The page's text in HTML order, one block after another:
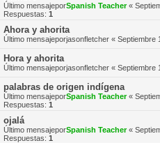
Último mensajeporSpanish Teacher«
Respuestas: 1
Ahora y ahorita
Último mensajeporjasonfletcher « Septiembre
Hora y ahorita
Último mensajeporjasonfletcher « Septiembre
palabras de origen indígena
Último mensajeporSpanish Teacher«
Respuestas: 1
ojalá
Último mensajeporSpanish Teacher«
Respuestas: 1